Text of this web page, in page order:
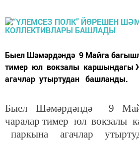
Быел Шәмәрдәндә 9 Майга
тимер юл вокзалы каршындагы
агачлар утыртудан башланды.
Быел Шәмәрдәндә 9
чаралар тимер юл вокзалы
паркына агачлар